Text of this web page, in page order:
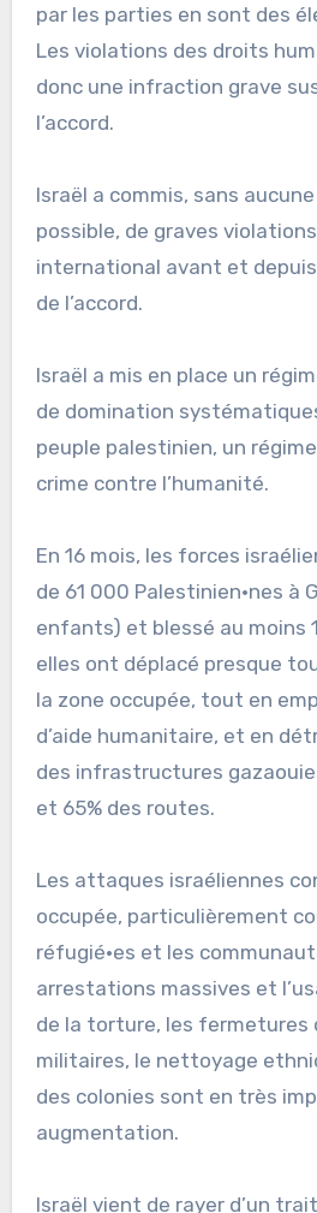
par les parties en sont des
Les violations des droits
donc une infraction grave
l’accord.
Israël a commis, sans
possible, de graves
international avant et depuis
de l’accord.
Israël a mis en place un
de domination
peuple palestinien, un
crime contre l’humanité.
En 16 mois, les forces
de 61 000 Palestinien·nes à
enfants) et blessé au moins
elles ont déplacé presque
la zone occupée, tout en
d’aide humanitaire, et en
des infrastructures
et 65% des routes.
Les attaques israéliennes
occupée, particulièrement
réfugié·es et les
arrestations massives et
de la torture, les fermetures
militaires, le nettoyage
des colonies sont en très
augmentation.
Israël vient de rayer d’un trait